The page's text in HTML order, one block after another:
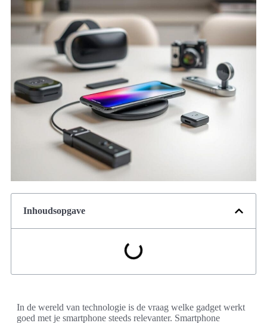
Inhoudsopgave
In de wereld van technologie is de vraag welke gadget werkt
goed met je smartphone steeds relevanter. Smartphone